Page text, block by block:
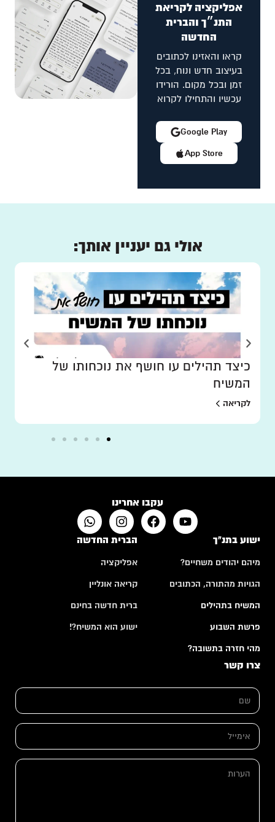
אפליקציה לקריאת
התנ״ך והברית
החדשה
קראו והאזינו לכתובים
בעיצוב חדש ונוח, בכל
זמן ובכל מקום. הורידו
עכשיו והתחילו לקרוא
App Store
Google Play
אולי גם יעניין אותך:
כיצד תהילים עו חושף את נוכחותו של
המשיח
לקריאה
עקבו אחרינו
ישוע בתנ"ך
מיהם יהודים משחיים?
הגויות מהתורה, הכתובים
המשיח בתהילים
פרשת השבוע
מהי חזרה בתשובה?
הברית החדשה
אפליקציה
קריאה אונליין
ברית חדשה בחינם
ישוע הוא המשיח?!
צרו קשר
ש
*
י
י
א
מ
י
ה